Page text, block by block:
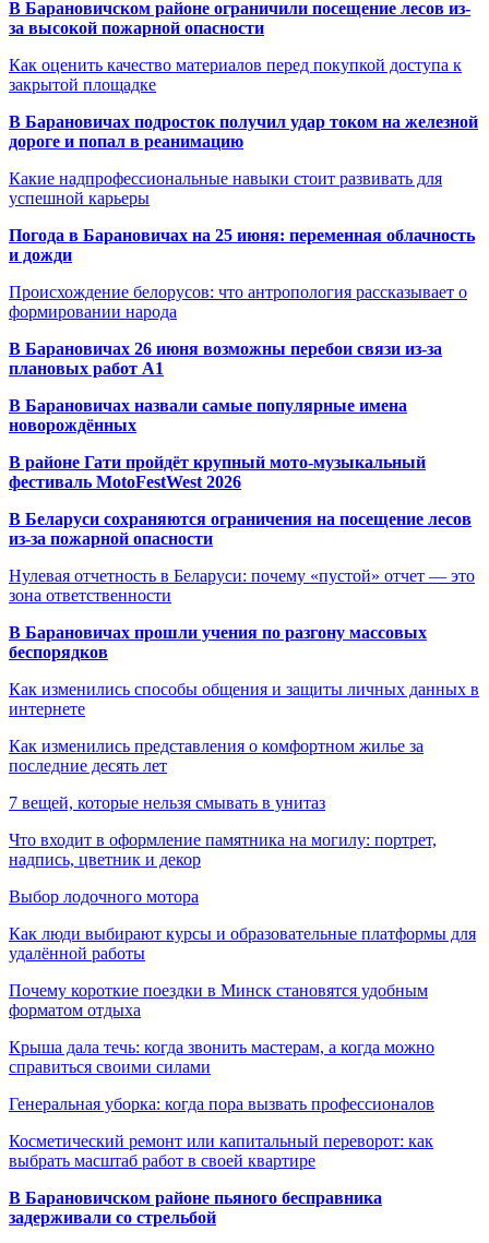
В Барановичском районе ограничили посещение лесов из-
за высокой пожарной опасности
Как оценить качество материалов перед покупкой доступа к
закрытой площадке
В Барановичах подросток получил удар током на железной
дороге и попал в реанимацию
Какие надпрофессиональные навыки стоит развивать для
успешной карьеры
Погода в Барановичах на 25 июня: переменная облачность
и дожди
Происхождение белорусов: что антропология рассказывает о
формировании народа
В Барановичах 26 июня возможны перебои связи из-за
плановых работ A1
В Барановичах назвали самые популярные имена
новорождённых
В районе Гати пройдёт крупный мото-музыкальный
фестиваль MotoFestWest 2026
В Беларуси сохраняются ограничения на посещение лесов
из-за пожарной опасности
Нулевая отчетность в Беларуси: почему «пустой» отчет — это
зона ответственности
В Барановичах прошли учения по разгону массовых
беспорядков
Как изменились способы общения и защиты личных данных в
интернете
Как изменились представления о комфортном жилье за
последние десять лет
7 вещей, которые нельзя смывать в унитаз
Что входит в оформление памятника на могилу: портрет,
надпись, цветник и декор
Выбор лодочного мотора
Как люди выбирают курсы и образовательные платформы для
удалённой работы
Почему короткие поездки в Минск становятся удобным
форматом отдыха
Крыша дала течь: когда звонить мастерам, а когда можно
справиться своими силами
Генеральная уборка: когда пора вызвать профессионалов
Косметический ремонт или капитальный переворот: как
выбрать масштаб работ в своей квартире
В Барановичском районе пьяного бесправника
задерживали со стрельбой